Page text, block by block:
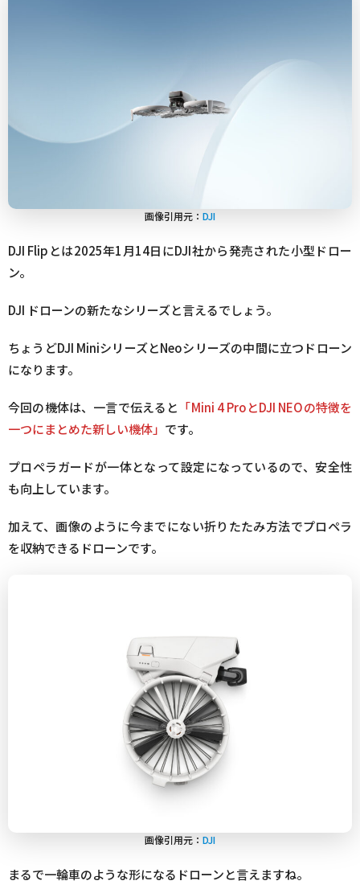
画像引用元： DJI
DJI Flipとは2025年1月14日にDJI社から発売された小型ドロー
ン。
DJI ドローンの新たなシリーズと言えるでしょう。
ちょうどDJI MiniシリーズとNeoシリーズの中間に立つドローン
になります。
今回の機体は、一言で伝えると 「Mini 4 ProとDJI NEOの特徴を
一つにまとめた新しい機体」 です。
プロペラガードが一体となって設定になっているので、安全性
も向上しています。
加えて、画像のように今までにない折りたたみ方法でプロペラ
を収納できるドローンです。
画像引用元： DJI
まるで一輪車のような形になるドローンと言えますね。